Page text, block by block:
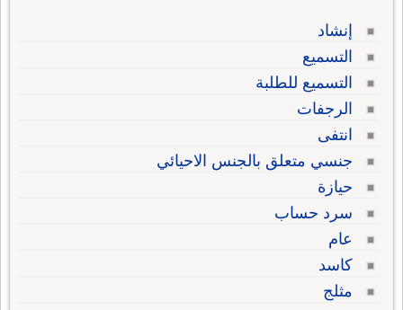
إنشاد
التسميع
التسميع للطلبة
الرجفات
انتفى
جنسي متعلق بالجنس الاحيائي
حيازة
سرد حساب
عام
كاسد
مثلج